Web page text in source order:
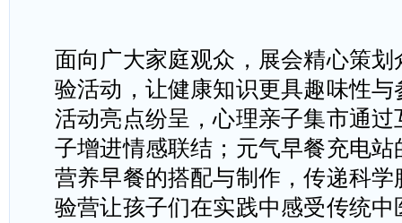
面向广大家庭观众，展会精心策
验活动，让健康知识更具趣味性
活动亮点纷呈，心理亲子集市通
子增进情感联结；元气早餐充电
营养早餐的搭配与制作，传递科
验营让孩子们在实践中感受传统